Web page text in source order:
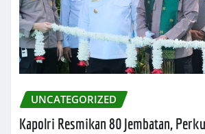
UNCATEGORIZED
Kapolri Resmikan 80 Jembatan,